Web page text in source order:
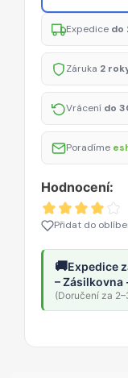
Expedice do
Záruka 2
Vrácení do
Poradíme
Hodnocení:
Přidat do
🚚Expedice
– Zásilkovna
(Doručení za